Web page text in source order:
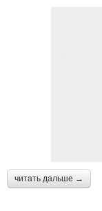
читать дальше →